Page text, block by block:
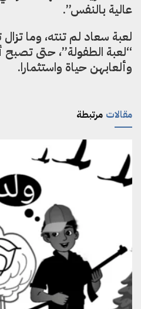
عالية بالنفس”.
لعبة سعاد لم تنته، وما
“لعبة الطفولة”، حتى تصبح
وألعابهن حياة واستثمارا.
مرتبطة مقالات